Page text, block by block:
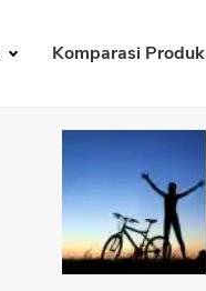
Komparasi Produk